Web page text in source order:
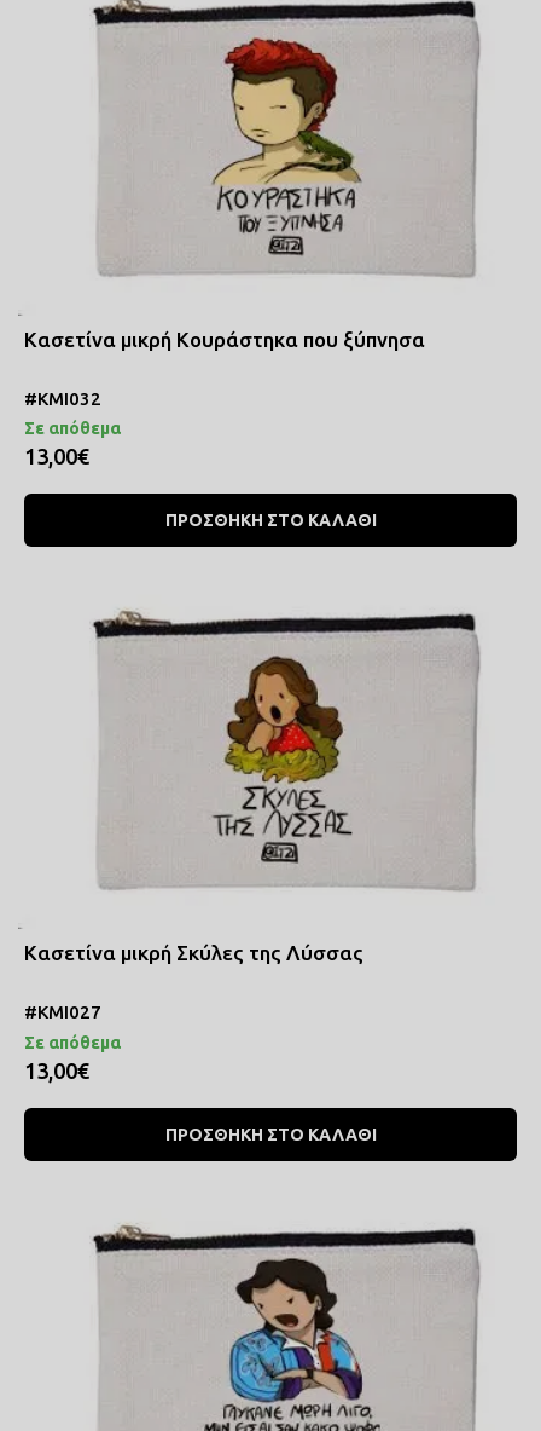
Κασετίνα μικρή Κουράστηκα που ξύπνησα
#ΚΜΙ032
Σε απόθεμα
13,00€
ΠΡΟΣΘΗΚΗ ΣΤΟ ΚΑΛΑΘΙ
Κασετίνα μικρή Σκύλες της Λύσσας
#ΚΜΙ027
Σε απόθεμα
13,00€
ΠΡΟΣΘΗΚΗ ΣΤΟ ΚΑΛΑΘΙ